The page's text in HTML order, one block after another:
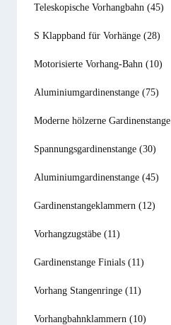
Teleskopische Vorhangbahn (45)
S Klappband für Vorhänge (28)
Motorisierte Vorhang-Bahn (10)
Aluminiumgardinenstange (75)
Moderne hölzerne Gardinenstange
Spannungsgardinenstange (30)
Aluminiumgardinenstange (45)
Gardinenstangeklammern (12)
Vorhangzugstäbe (11)
Gardinenstange Finials (11)
Vorhang Stangenringe (11)
Vorhangbahnklammern (10)